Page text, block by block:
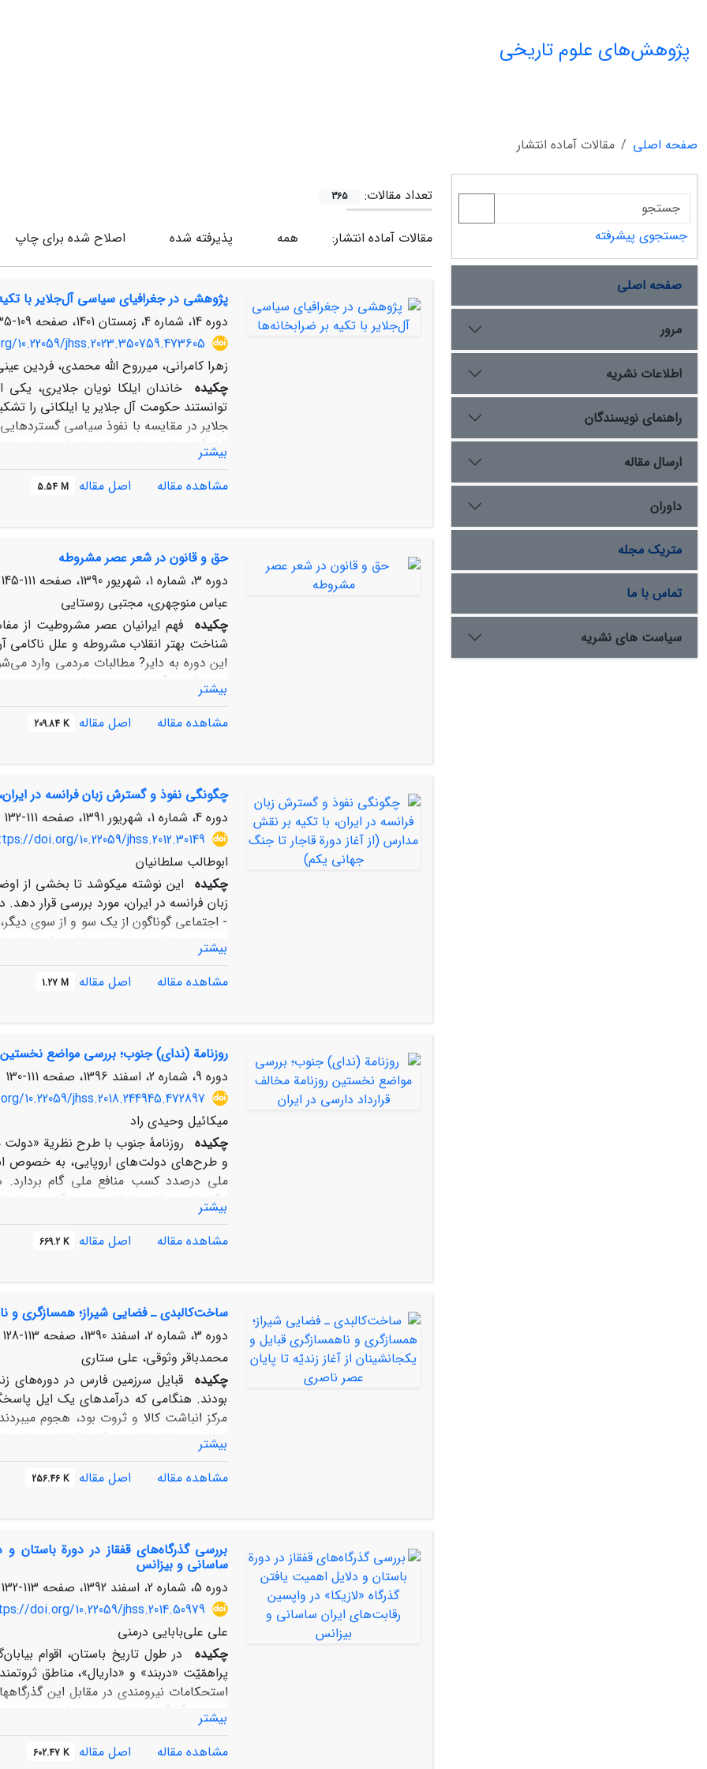
پژوهش‌های علوم تاریخی
صفحه اصلی مقالات آماده انتشار
تعداد مقالات: 365
مقالات آماده انتشار: همه پذیرفته شده اصلاح شده برای چاپ
پژوهشی در جغرافیای سیاسی آل‌جلایر با
دوره 14، شماره 4، زمستان 1401، صفحه
109-135
10.22059/jhss.2023.350759.473605
زهرا کامرانی، میرروح الله محمدی، فردین
چکیده
توانستند حکومت آل جلایر یا ایلکانی را
جلایر در مقایسه با نفوذ سیاسی
قرار گرفته است. این پژوهش قصد دارد با
تطبیق این اطلاعات با متون تاریخی،
اولیه­ی این پژوهش را سکه­های جلایری
آل­شجاع و آل­تیمور، متوالی نبود. آل­جلایر
خوزستان، شروان و گشتاسبی تسلط
کرده­اند. از قدرتمندترین حاکمان این
جنوب­غرب ایران، بر آسیای صغیر و
مرکزی ایران و شهر شیراز کرد. پس از
بازماندگان این حکومت به منطقه خوزستان
بیشتر
مشاهده مقاله
اصل مقاله 5.54 M
حق و قانون در شعر عصر مشروطه
دوره 3، شماره 1، شهریور 1390، صفحه
111-145
عباس منوچهری، مجتبی روستایی
چکیده
فهم ایرانیان عصر مشروطیت از
شناخت بهتر انقلاب مشروطه و علل
این دوره به دایر? مطالبات مردمی وارد
است که به آن پرداخته‌ایم. شعر عصر
فهم عام? ایرانیان در این دوره از مفاهیم
بیشتر
مشاهده مقاله
اصل مقاله 209.84 K
چگونگی نفوذ و گسترش زبان فرانسه در
دوره 4، شماره 1، شهریور 1391، صفحه
111-132
doi.org/10.22059/jhss.2012.30149
ابوطالب سلطانیان
چکیده این نوشته میکوشد تا بخشی از
- اجتماعی گوناگون از یک سو و از سوی
و ادبیات فرانسه در ایران فراهم
این پژوهش، علل و عوا‏‏مل بسترساز
کارکرد‏های آموزشی و فرهنگی آلیانس
فرانسه، در جامعة آنروز ایران بهتر نمایانده شود.
بیشتر
مشاهده مقاله
اصل مقاله 1.27 M
روزنامة (ندای) جنوب؛ بررسی مواضع نخستین
دوره 9، شماره 2، اسفند 1396، صفحه
111-130
10.22059/jhss.2018.244945.472897
میکائیل وحیدی راد
چکیده روزنامۀ جنوب با طرح نظریة
و طرح‌های دولت‌های اروپایی، به ­خصوص
ملی درصدد کسب منافع ملی گام
انگلستان در قالب شرکت نفت انگلیس و ایران
باور بودند که این شرکت به نمایندگی از
«پلتیکی» است که در تحت پوشش آن درصدد
سازمانی پلتیکی یاد می‌کنند تا مبانی و
بیشتر
مشاهده مقاله
اصل مقاله 669.2 K
ساخت‌کالبدی ـ فضایی شیراز؛ همسازگری و
دوره 3، شماره 2، اسفند 1390، صفحه
113-128
محمدباقر وثوقی، علی ستاری
چکیده
قبایل سرزمین فارس در دوره‌های
بودند. هنگامی که درآمدهای یک ایل
مرکز انباشت کالا و ثروت بود، هجوم
ایران در دولت زند و مرکز حاکمیّت سیاسی
اجتماعی، و فرهنگی شیراز نیز موجب
ناهمسازگریهایی با یکجانشینان شیرازی
یکجانشینان در ساختار فضایی محلّات و
اینجا بررسی شده است.
بیشتر
مشاهده مقاله
اصل مقاله 256.46 K
بررسی گذر‌گاه‌های قفقاز در دورة باستان
ساسانی و بیزانس
دوره 5، شماره 2، اسفند 1392، صفحه
113-132
doi.org/10.22059/jhss.2014.50979
علی علی‌بابایی درمنی
چکیده
در طول تاریخ باستان، اقوام
پراهمّیّت «دربند» و «داریال»، مناطق
استحکامات نیرومندی در مقابل این
این دو گذرگاه مناطق جنوبی را مورد هجوم
میلادی، در پی نفوذناپذیری دو گذرگاه
بیشتر
مشاهده مقاله
اصل مقاله 602.47 K
جستجوی پیشرفته
صفحه اصلی
مرور
اطلاعات نشریه
راهنمای نویسندگان
ارسال مقاله
داوران
متریک مجله
تماس با ما
سیاست های نشریه